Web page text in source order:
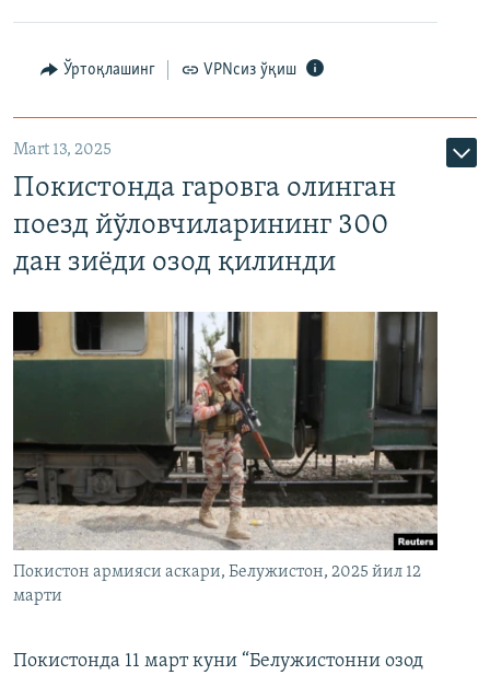
Ўртоқлашинг VPNсиз ўқиш
Mart 13, 2025
Покистонда гаровга олинган
поезд йўловчиларининг 300
дан зиёди озод қилинди
Покистон армияси аскари, Белужистон, 2025 йил 12
марти
Покистонда 11 март куни “Белужистонни озод